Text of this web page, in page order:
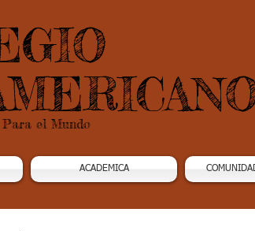
el Mundo
ACADEMICA